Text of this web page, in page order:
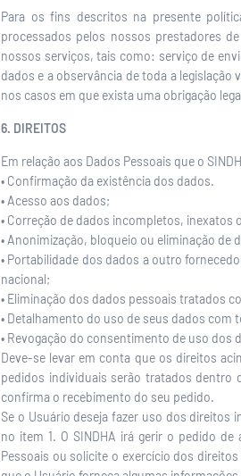
Para os fins descritos na presente
processados pelos nossos prestadores
nossos serviços, tais como: serviço de
dados e a observância de toda a
nos casos em que exista uma obrigação
6. DIREITOS
Em relação aos Dados Pessoais que o
• Confirmação da existência dos dados.
• Acesso aos dados;
• Correção de dados incompletos, inexatos
• Anonimização, bloqueio ou eliminação
• Portabilidade dos dados a outro
nacional;
• Eliminação dos dados pessoais tratados
• Detalhamento do uso de seus dados com
• Revogação do consentimento de uso dos
Deve-se levar em conta que os direitos
pedidos individuais serão tratados dentro
confirma o recebimento do seu pedido.
Se o Usuário deseja fazer uso dos direitos
no item 1. O SINDHA irá gerir o pedido
Pessoais ou solicite o exercício dos